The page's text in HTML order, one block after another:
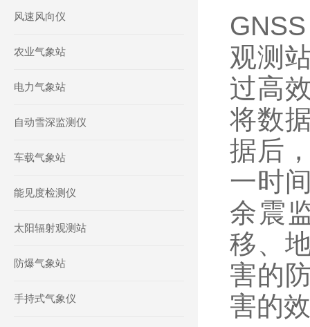
风速风向仪
农业气象站
电力气象站
自动雪深监测仪
车载气象站
能见度检测仪
太阳辐射观测站
防爆气象站
手持式气象仪
观测
过高
将数
据后
一时
余震
移、
害的
害的